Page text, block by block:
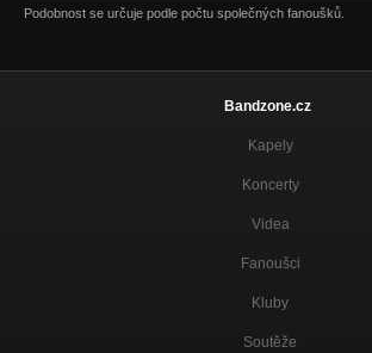
Podobnost se určuje podle počtu společných fanoušků.
Bandzone.cz
Kapely
Koncerty
Videa
Fanoušci
Kluby
Soutěže